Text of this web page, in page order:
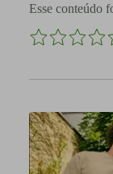
Esse conteúdo